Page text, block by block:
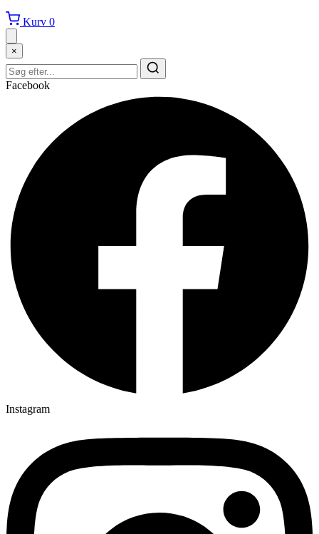
Kurv 0
×
Facebook
Instagram